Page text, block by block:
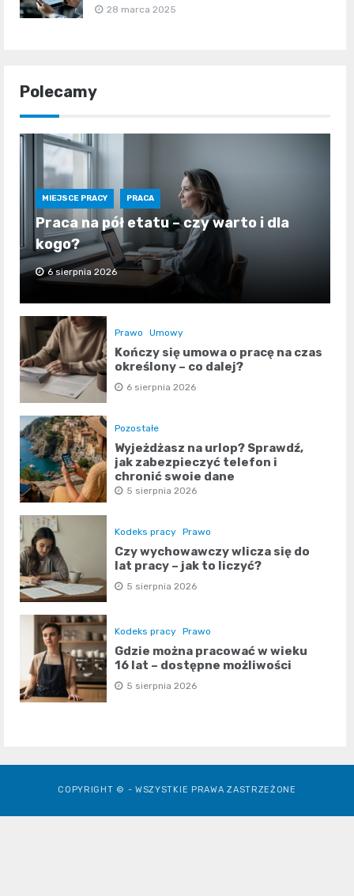
28 marca 2025
Polecamy
MIEJSCE PRACY PRACA
Praca na pół etatu – czy warto i dla
kogo?
6 sierpnia 2026
Prawo Umowy
Kończy się umowa o pracę na czas
określony – co dalej?
6 sierpnia 2026
Pozostałe
Wyjeżdżasz na urlop? Sprawdź,
jak zabezpieczyć telefon i
chronić swoje dane
5 sierpnia 2026
Kodeks pracy Prawo
Czy wychowawczy wlicza się do
lat pracy – jak to liczyć?
5 sierpnia 2026
Kodeks pracy Prawo
Gdzie można pracować w wieku
16 lat – dostępne możliwości
5 sierpnia 2026
COPYRIGHT © - WSZYSTKIE PRAWA ZASTRZEŻONE